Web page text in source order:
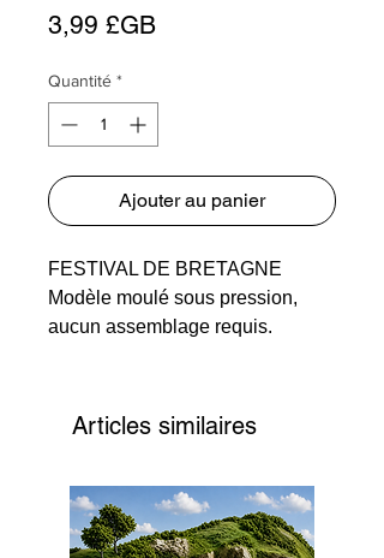
3,99 £GBPrix
Quantité *
Ajouter au panier
FESTIVAL DE BRETAGNE
Modèle moulé sous pression,
aucun assemblage requis.
Articles similaires